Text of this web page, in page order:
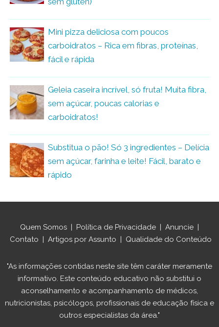
Mini pizza deliciosa com poucos
carboidratos – Rica em fibras, proteínas,
fácil e rápida
Geleia caseira incrível, só fruta! Muita fibra,
sem açúcar, poucas calorias e
carboidratos!
Substitua o pão! Só 3 ingredientes – Delícia
sem açúcar, farinha e leite! Fácil, barato e
rápido
Quem Somos | Política de Privacidade | Anuncie |
Contato | Artigos por Assunto | Qualidade do Conteúdo
"As informações contidas neste site têm caráter meramente
informativo. Este conteúdo educativo não substitui o
aconselhamento e acompanhamento de médicos,
nutricionistas, psicólogos, profissionais de educação física e
outros especialistas da área."